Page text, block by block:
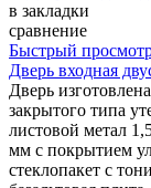
в закладки
сравнение
Быстрый
Дверь входная
Дверь
закрытого типа
листовой метал
мм с покрытием
стеклопакет с